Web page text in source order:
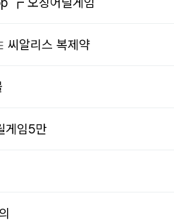
알리스 복제약
임5만